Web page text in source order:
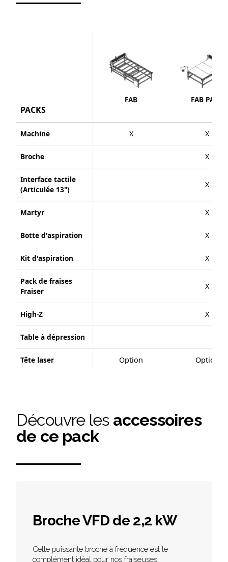
PACKS
FAB FAB PACK
Machine X X
Broche X
Interface tactile
(Articulée 13")
X
Martyr X
Botte d'aspiration X
Kit d'aspiration X
Pack de fraises
Fraiser
X
High-Z X
Table à dépression
Tête laser Option Option
Découvre les accessoires
de ce pack
Broche VFD de 2,2 kW
Cette puissante broche à fréquence est le
complément idéal pour nos fraiseuses